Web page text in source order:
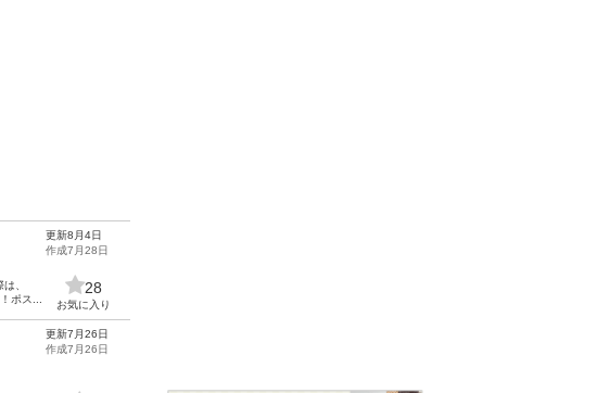
、
ポス...
更新8月4日
作成7月28日
28
お気に入り
更新7月26日
作成7月26日